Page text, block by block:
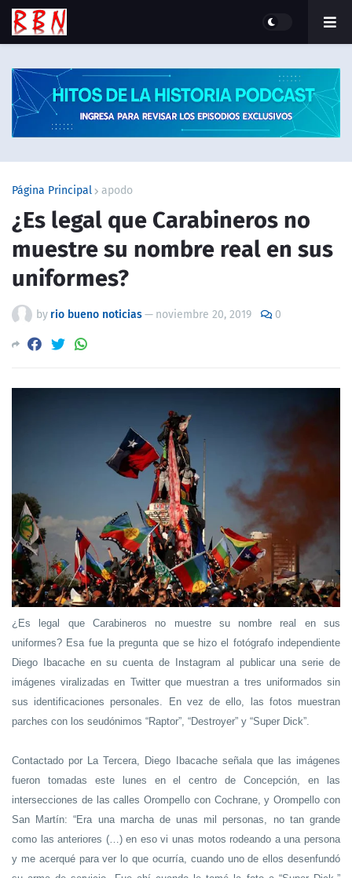
Página Principal apodo
¿Es legal que Carabineros no
muestre su nombre real en sus
uniformes?
by rio bueno noticias— noviembre 20, 2019 0
¿Es legal que Carabineros no muestre su nombre real en sus
uniformes? Esa fue la pregunta que se hizo el fotógrafo independiente
Diego Ibacache en su cuenta de Instagram al publicar una serie de
imágenes viralizadas en Twitter que muestran a tres uniformados sin
sus identificaciones personales. En vez de ello, las fotos muestran
parches con los seudónimos “Raptor”, “Destroyer” y “Super Dick”.
Contactado por La Tercera, Diego Ibacache señala que las imágenes
fueron tomadas este lunes en el centro de Concepción, en las
intersecciones de las calles Orompello con Cochrane, y Orompello con
San Martín: “Era una marcha de unas mil personas, no tan grande
como las anteriores (…) en eso vi unas motos rodeando a una persona
y me acerqué para ver lo que ocurría, cuando uno de ellos desenfundó